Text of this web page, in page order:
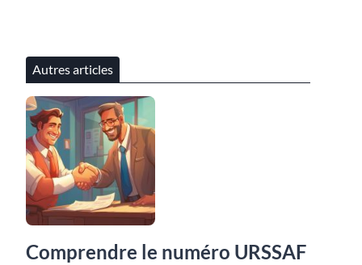
Autres articles
Comprendre le numéro URSSAF